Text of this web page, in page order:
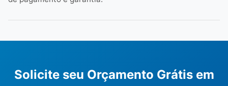
Solicite seu Orçamento Grátis em